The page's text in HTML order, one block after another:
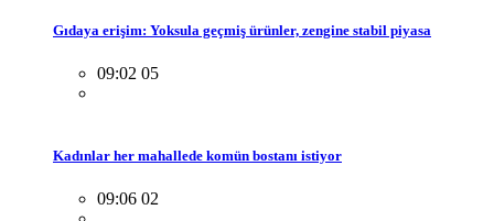
Gıdaya erişim: Yoksula geçmiş ürünler, zengine stabil piyasa
09:02 05
Kadınlar her mahallede komün bostanı istiyor
09:06 02